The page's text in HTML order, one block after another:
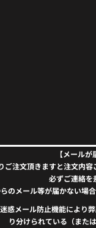
【メール
ご注文頂きますと注文内
必ずご連絡を
のメール等が届かない場
メール防止機能により
り分けられている（また